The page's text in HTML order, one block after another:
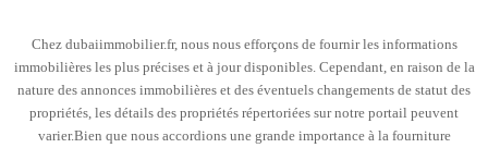
Chez dubaiimmobilier.fr, nous nous efforçons de fournir les informations
immobilières les plus précises et à jour disponibles. Cependant, en raison de la
nature des annonces immobilières et des éventuels changements de statut des
propriétés, les détails des propriétés répertoriées sur notre portail peuvent
varier.Bien que nous accordions une grande importance à la fourniture